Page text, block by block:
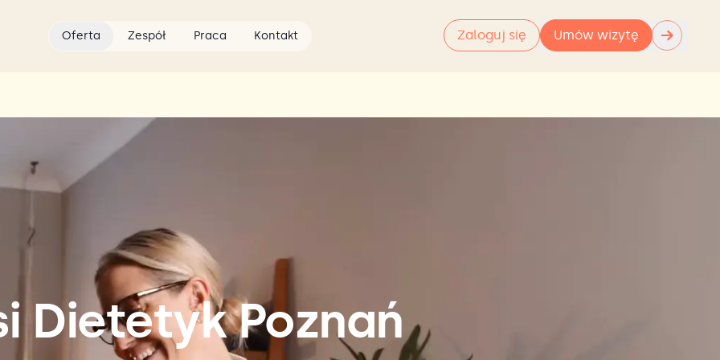
Oferta Zespół Praca Kontakt Zaloguj się Umów wizytę →
Dietetyk Poznań